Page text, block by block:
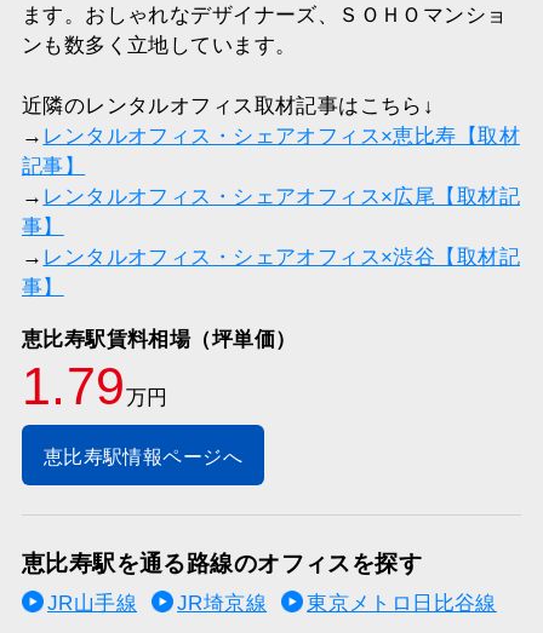
ます。おしゃれなデザイナーズ、ＳＯＨＯマンショ
ンも数多く立地しています。
近隣のレンタルオフィス取材記事はこちら↓
→ レンタルオフィス・シェアオフィス×恵比寿【取材
記事】
→ レンタルオフィス・シェアオフィス×広尾【取材記
事】
→ レンタルオフィス・シェアオフィス×渋谷【取材記
事】
恵比寿駅賃料相場（坪単価）
1.79万円
恵比寿駅情報ページへ
恵比寿駅を通る路線のオフィスを探す
JR山手線 JR埼京線 東京メトロ日比谷線